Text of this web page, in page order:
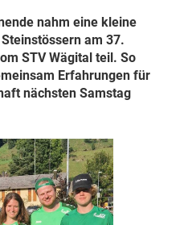
nahm eine kleine
am 37.
STV Wägital teil. So
Erfahrungen für
nächsten Samstag